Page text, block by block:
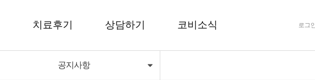
치료후기 상담하기 코비소식 로그
공지사항